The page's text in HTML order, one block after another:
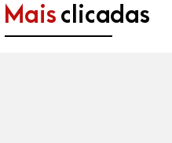
Mais clicadas